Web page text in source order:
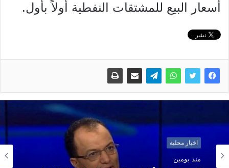
أسعار البيع للمشتقات النفطية أولاً بأول.
اخبار محلية
منذ يومين